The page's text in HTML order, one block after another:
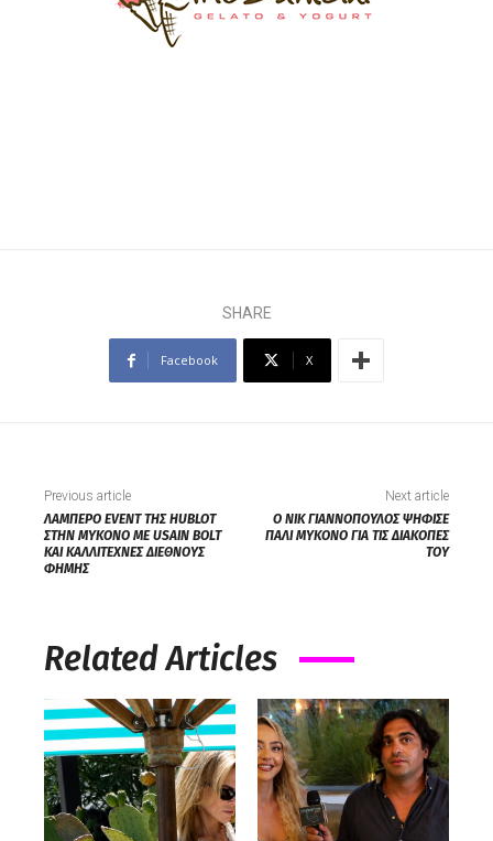
SHARE
Facebook X
Previous article
ΛΑΜΠΕΡΟ EVENT ΤΗΣ HUBLOT
ΣΤΗΝ ΜΥΚΟΝΟ ΜΕ USAIN BOLT
ΚΑΙ ΚΑΛΛΙΤΕΧΝΕΣ ΔΙΕΘΝΟΥΣ
ΦΗΜΗΣ
Next article
Ο ΝΙΚ ΓΙΑΝΝΟΠΟΥΛΟΣ ΨΗΦΙΣΕ
ΠΑΛΙ ΜΥΚΟΝΟ ΓΙΑ ΤΙΣ ΔΙΑΚΟΠΕΣ
ΤΟΥ
Related Articles